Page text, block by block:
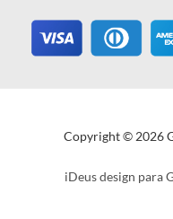
Copyright © 2026
iDeus design para